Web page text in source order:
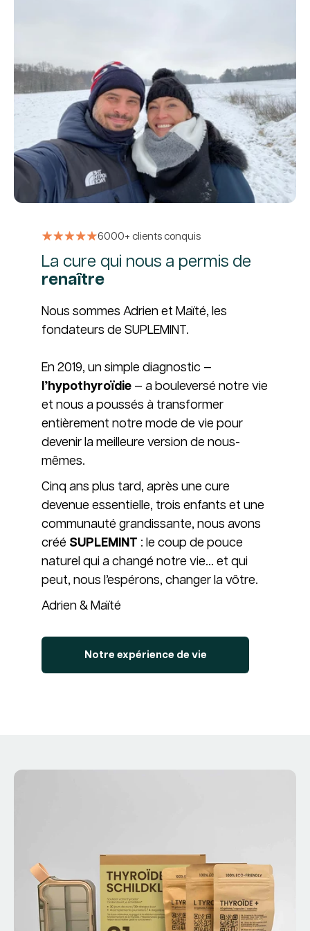
6000+ clients conquis
La cure qui nous a permis de
renaître
Nous sommes Adrien et Maïté, les
fondateurs de SUPLEMINT.
En 2019, un simple diagnostic —
l’hypothyroïdie — a bouleversé notre vie
et nous a poussés à transformer
entièrement notre mode de vie pour
devenir la meilleure version de nous-
mêmes.
Cinq ans plus tard, après une cure
devenue essentielle, trois enfants et une
communauté grandissante, nous avons
créé SUPLEMINT : le coup de pouce
naturel qui a changé notre vie… et qui
peut, nous l’espérons, changer la vôtre.
Adrien & Maïté
Notre expérience de vie